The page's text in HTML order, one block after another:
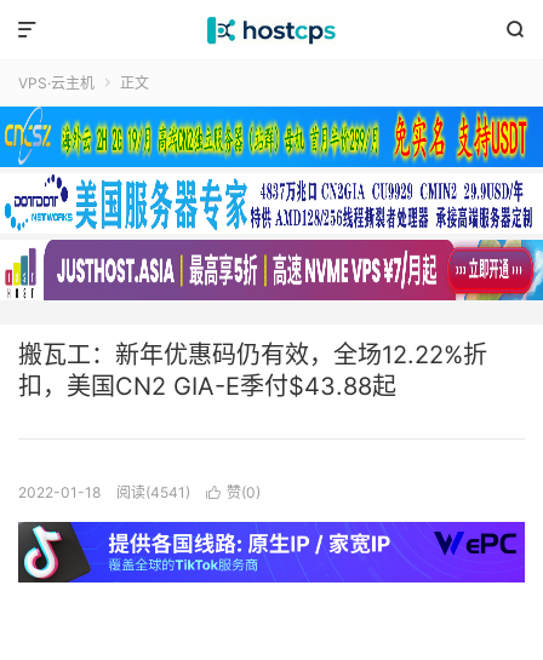


VPS·云主机  正文
搬瓦工：新年优惠码仍有效，全场12.22%折
扣，美国CN2 GIA-E季付$43.88起
2022-01-18 阅读(4541)  赞(0)